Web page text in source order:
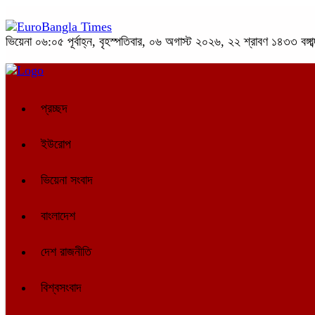
ভিয়েনা ০৬:০৫ পূর্বাহ্ন, বৃহস্পতিবার, ০৬ অগাস্ট ২০২৬, ২২ শ্রাবণ ১৪৩৩
প্রচ্ছদ
ইউরোপ
ভিয়েনা সংবাদ
বাংলাদেশ
দেশ রাজনীতি
বিশ্বসংবাদ